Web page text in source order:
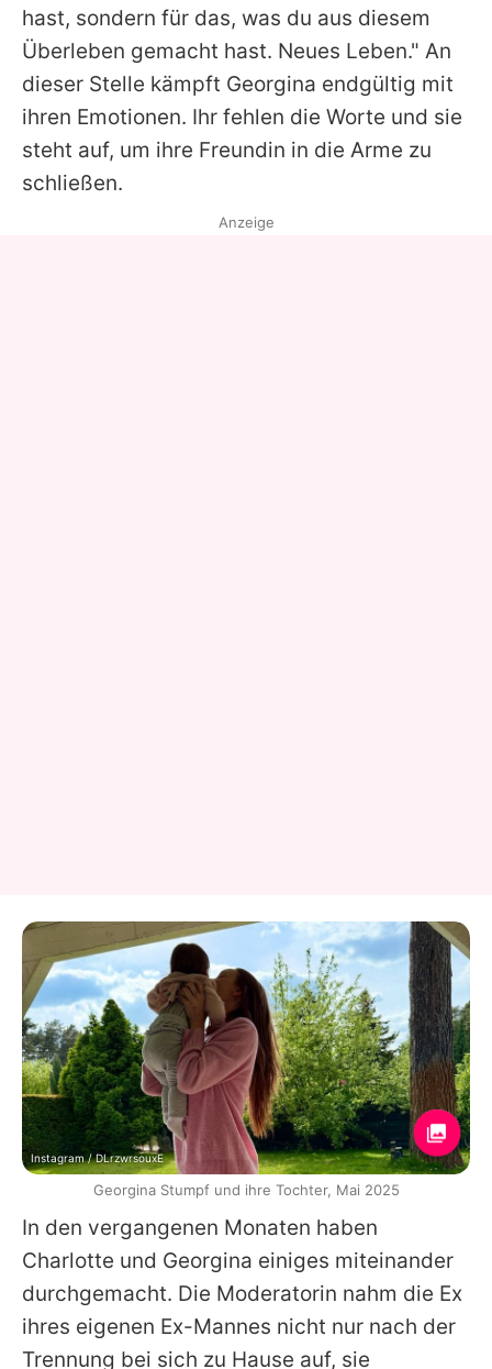
hast, sondern für das, was du aus diesem
Überleben gemacht hast. Neues Leben." An
dieser Stelle kämpft Georgina endgültig mit
ihren Emotionen. Ihr fehlen die Worte und sie
steht auf, um ihre Freundin in die Arme zu
schließen.
In den vergangenen Monaten haben
Charlotte und Georgina einiges miteinander
durchgemacht. Die Moderatorin nahm die Ex
ihres eigenen Ex-Mannes nicht nur nach der
Trennung bei sich zu Hause auf, sie
Anzeige
Instagram / DLrzwrsouxE
Georgina Stumpf und ihre Tochter, Mai 2025